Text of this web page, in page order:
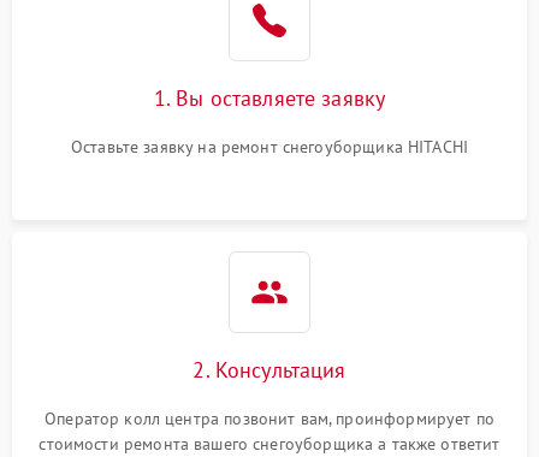
1. Вы оставляете заявку
Оставьте заявку на ремонт снегоуборщика HITACHI
2. Консультация
Оператор колл центра позвонит вам, проинформирует по
стоимости ремонта вашего снегоуборщика а также ответит